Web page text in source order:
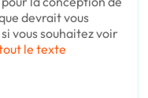
devrait vous
vous souhaitez voir
le texte